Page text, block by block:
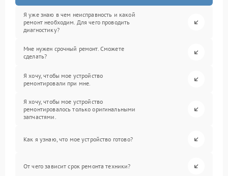
Я уже знаю в чем неисправность и какой
ремонт необходим. Для чего проводить
диагностику?
Мне нужен срочный ремонт. Сможете
сделать?
Я хочу, чтобы мое устройство
ремонтировали при мне.
Я хочу, чтобы мое устройство
ремонтировалось только оригинальными
запчастями.
Как я узнаю, что мое устройство готово?
От чего зависит срок ремонта техники?